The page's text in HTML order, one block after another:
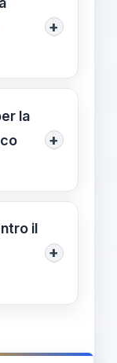
La
+
in
la
+
il
+
i